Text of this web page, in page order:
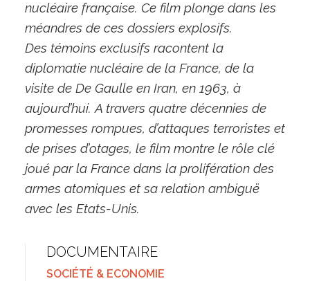
nucléaire française. Ce film plonge dans les
méandres de ces dossiers explosifs.
Des témoins exclusifs racontent la
diplomatie nucléaire de la France, de la
visite de De Gaulle en Iran, en 1963, à
aujourd’hui. A travers quatre décennies de
promesses rompues, d’attaques terroristes et
de prises d’otages, le film montre le rôle clé
joué par la France dans la prolifération des
armes atomiques et sa relation ambiguë
avec les Etats-Unis.
DOCUMENTAIRE
SOCIÉTÉ & ECONOMIE